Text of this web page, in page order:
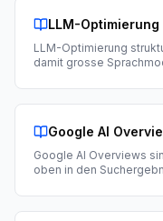
LLM-Optimierung
LLM-Optimierung
damit grosse
Google AI
Google AI Overviews
oben in den